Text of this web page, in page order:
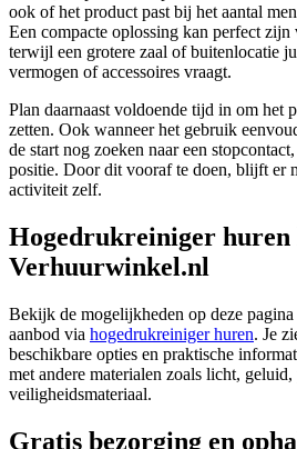
ook of het product past bij het aantal
Een compacte oplossing kan perfect
terwijl een grotere zaal of buitenlocatie
vermogen of accessoires vraagt.
Plan daarnaast voldoende tijd in om het
zetten. Ook wanneer het gebruik
de start nog zoeken naar een
positie. Door dit vooraf te doen, blijft er
activiteit zelf.
Hogedrukreiniger
Verhuurwinkel.nl
Bekijk de mogelijkheden op deze pagina
aanbod via hogedrukreiniger huren. Je
beschikbare opties en praktische
met andere materialen zoals licht,
veiligheidsmateriaal.
Gratis bezorging en